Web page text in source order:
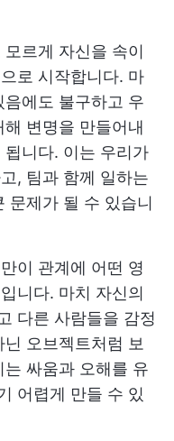
르게 자신을 속이
로 시작합니다. 마
에도 불구하고 우
변명을 만들어내
니다. 이는 우리가
, 팀과 함께 일하는
문제가 될 수 있습니
이 관계에 어떤 영
니다. 마치 자신의
다른 사람들을 감정
오브젝트처럼 보
싸움과 오해를 유
어렵게 만들 수 있